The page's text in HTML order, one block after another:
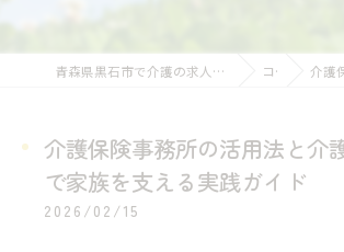
青森県黒石市で介護の求人ならサービス付き高齢者向け住宅ひまわりハウス コラム 介護保険事務
介護保険事務所の活用法と介
で家族を支える実践ガイド
2026/02/15